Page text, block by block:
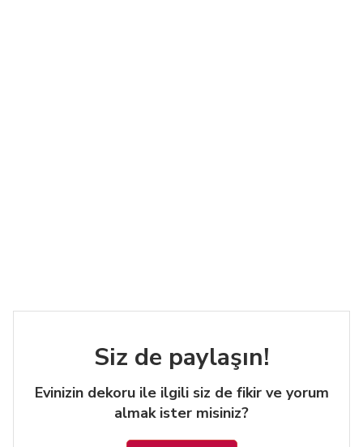
Siz de paylaşın!
Evinizin dekoru ile ilgili siz de fikir ve yorum
almak ister misiniz?